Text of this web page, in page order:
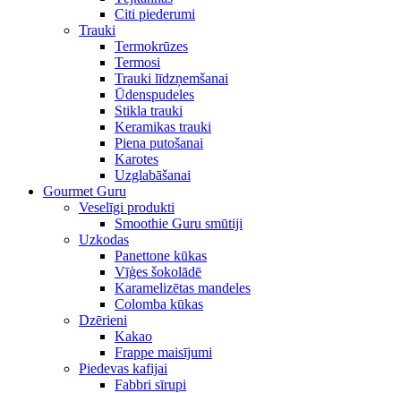
Citi piederumi
Trauki
Termokrūzes
Termosi
Trauki līdzņemšanai
Ūdenspudeles
Stikla trauki
Keramikas trauki
Piena putošanai
Karotes
Uzglabāšanai
Gourmet Guru
Veselīgi produkti
Smoothie Guru smūtiji
Uzkodas
Panettone kūkas
Vīģes šokolādē
Karamelizētas mandeles
Colomba kūkas
Dzērieni
Kakao
Frappe maisījumi
Piedevas kafijai
Fabbri sīrupi